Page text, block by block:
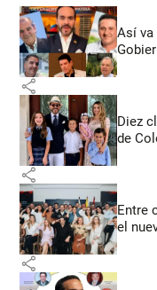
Así
share
Diez
de
share
Entre
el
share